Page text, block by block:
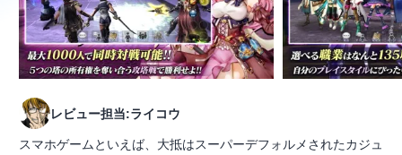
レビュー担当:ライコウ
スマホゲームといえば、大抵はスーパーデフォルメされたカジュ